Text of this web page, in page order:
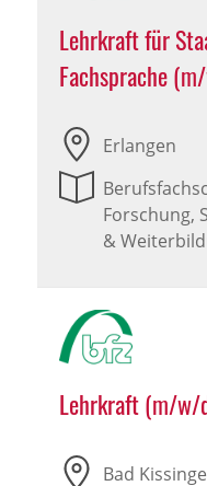
Lehrkraft für
Fachsprache
Erlangen
Forschung,
&
Lehrkraft (m/w/
Bad